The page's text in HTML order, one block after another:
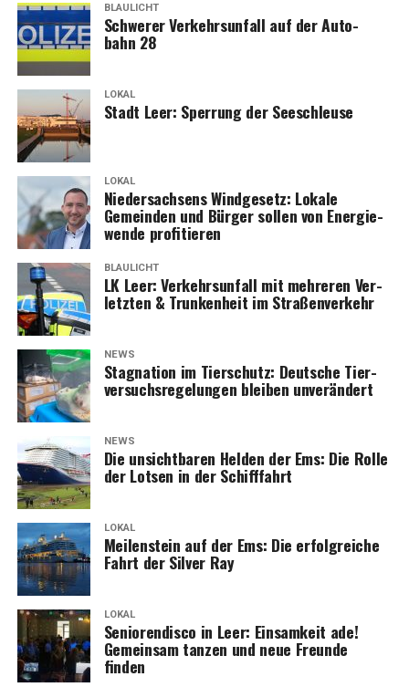
BLAULICHT
Schwe­rer Ver­kehrs­un­fall auf der Auto­
bahn 28
LOKAL
Stadt Leer: Sper­rung der Seeschleuse
LOKAL
Nie­der­sach­sens Wind­ge­setz: Loka­le
Gemein­den und Bür­ger sol­len von Ener­gie­
wen­de profitieren
BLAULICHT
LK Leer: Ver­kehrs­un­fall mit meh­re­ren Ver­
letz­ten & Trun­ken­heit im Straßenverkehr
NEWS
Sta­gna­ti­on im Tier­schutz: Deut­sche Tier­
ver­suchs­re­ge­lun­gen blei­ben unverändert
NEWS
Die unsicht­ba­ren Hel­den der Ems: Die Rol­le
der Lot­sen in der Schifffahrt
LOKAL
Mei­len­stein auf der Ems: Die erfolg­rei­che
Fahrt der Sil­ver Ray
LOKAL
Senio­ren­dis­co in Leer: Ein­sam­keit ade!
Gemein­sam tan­zen und neue Freun­de
finden